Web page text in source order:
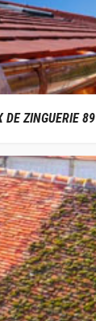
DE ZINGUERIE 89